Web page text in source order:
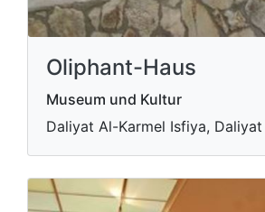
Oliphant-Haus
Museum und Kultur
Daliyat Al-Karmel Isfiya,